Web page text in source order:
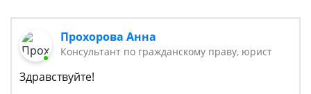
Прохорова Анна
Консультант по гражданскому праву, юрист
Здравствуйте!